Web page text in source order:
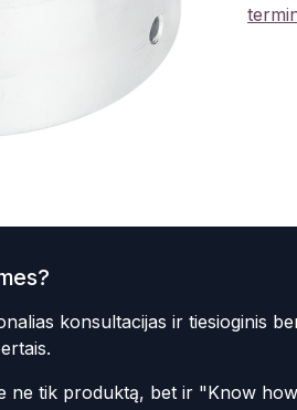
konsultacijas ir tiesioginis
ne tik produktą, bet ir "Know